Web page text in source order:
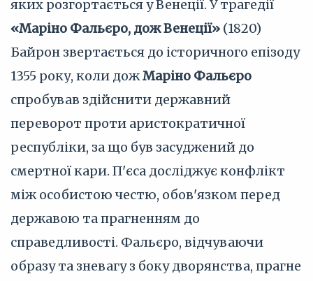
яких розгортається у Венеції. У трагедії
«Маріно Фальєро, дож Венеції» (1820)
Байрон звертається до історичного епізоду
1355 року, коли дожМаріно Фальєро
спробував здійснити державний
переворот проти аристократичної
республіки, за що був засуджений до
смертної кари. П'єса досліджує конфлікт
між особистою честю, обов'язком перед
державою та прагненням до
справедливості. Фальєро, відчуваючи
образу та зневагу з боку дворянства, прагне